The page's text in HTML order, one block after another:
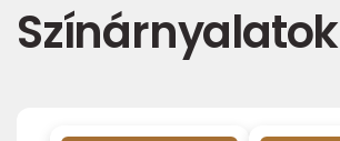
Színárnyalatok